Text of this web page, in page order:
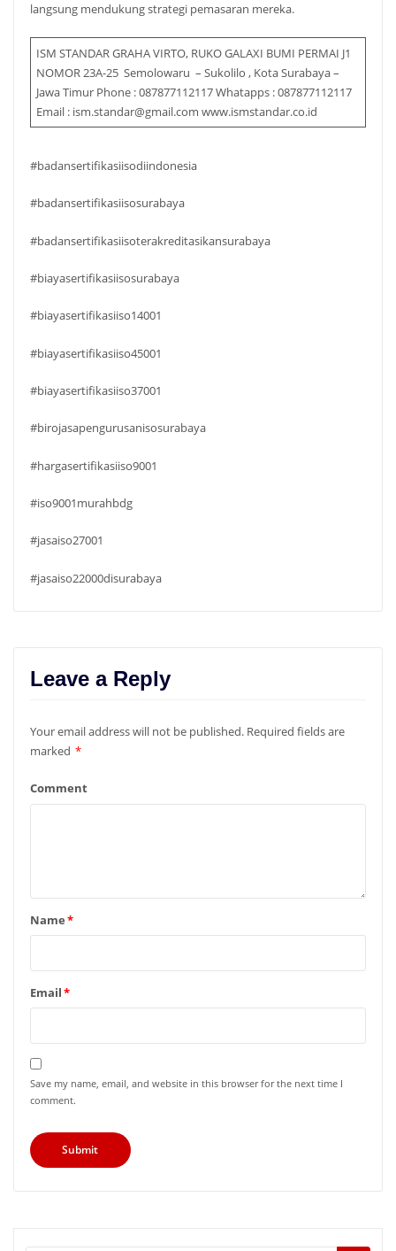
langsung mendukung strategi pemasaran mereka.
ISM STANDAR GRAHA VIRTO, RUKO GALAXI BUMI PERMAI J1
NOMOR 23A-25 Semolowaru – Sukolilo , Kota Surabaya –
Jawa Timur Phone : 087877112117 Whatapps : 087877112117
Email : ism.standar@gmail.com www.ismstandar.co.id
#badansertifikasiisodiindonesia
#badansertifikasiisosurabaya
#badansertifikasiisoterakreditasikansurabaya
#biayasertifikasiisosurabaya
#biayasertifikasiiso14001
#biayasertifikasiiso45001
#biayasertifikasiiso37001
#birojasapengurusanisosurabaya
#hargasertifikasiiso9001
#iso9001murahbdg
#jasaiso27001
#jasaiso22000disurabaya
Leave a Reply
Your email address will not be published. Required fields are
marked *
Comment
Name*
Email*
Save my name, email, and website in this browser for the next time I
comment.